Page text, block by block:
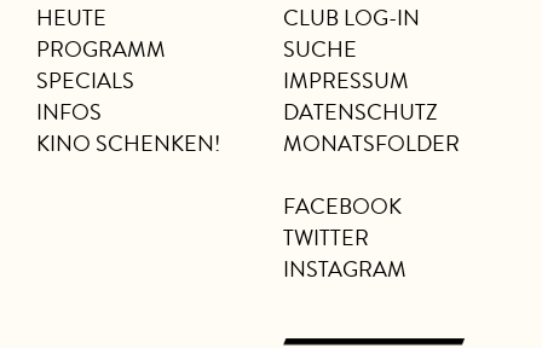
HEUTE
PROGRAMM
SPECIALS
INFOS
KINO SCHENKEN!
CLUB LOG-IN
SUCHE
IMPRESSUM
DATENSCHUTZ
MONATSFOLDER
FACEBOOK
TWITTER
INSTAGRAM